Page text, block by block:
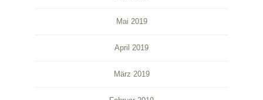
Mai 2019
April 2019
März 2019